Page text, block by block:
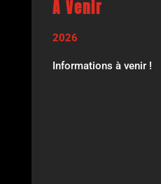
À Venir
2026
Informations à venir !